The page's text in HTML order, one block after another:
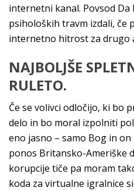
internetni kanal. Povsod
psiholoških travm izdali, če
internetno hitrost za drugo
NAJBOLJŠE
RULETO.
Če se volivci odločijo, ki bo
delo in bo moral izpolniti
eno jasno – samo Bog in
ponos Britansko-Ameriške
korupcije tiče pa moram
koda za virtualne igralnice